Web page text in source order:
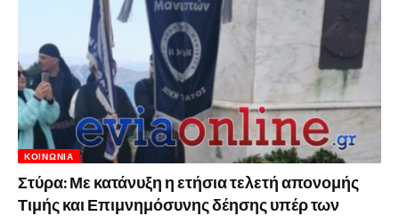
ΚΟΙΝΩΝΊΑ
Στύρα: Με κατάνυξη η ετήσια τελετή απονομής
Τιμής και Επιμνημόσυνης δέησης υπέρ των